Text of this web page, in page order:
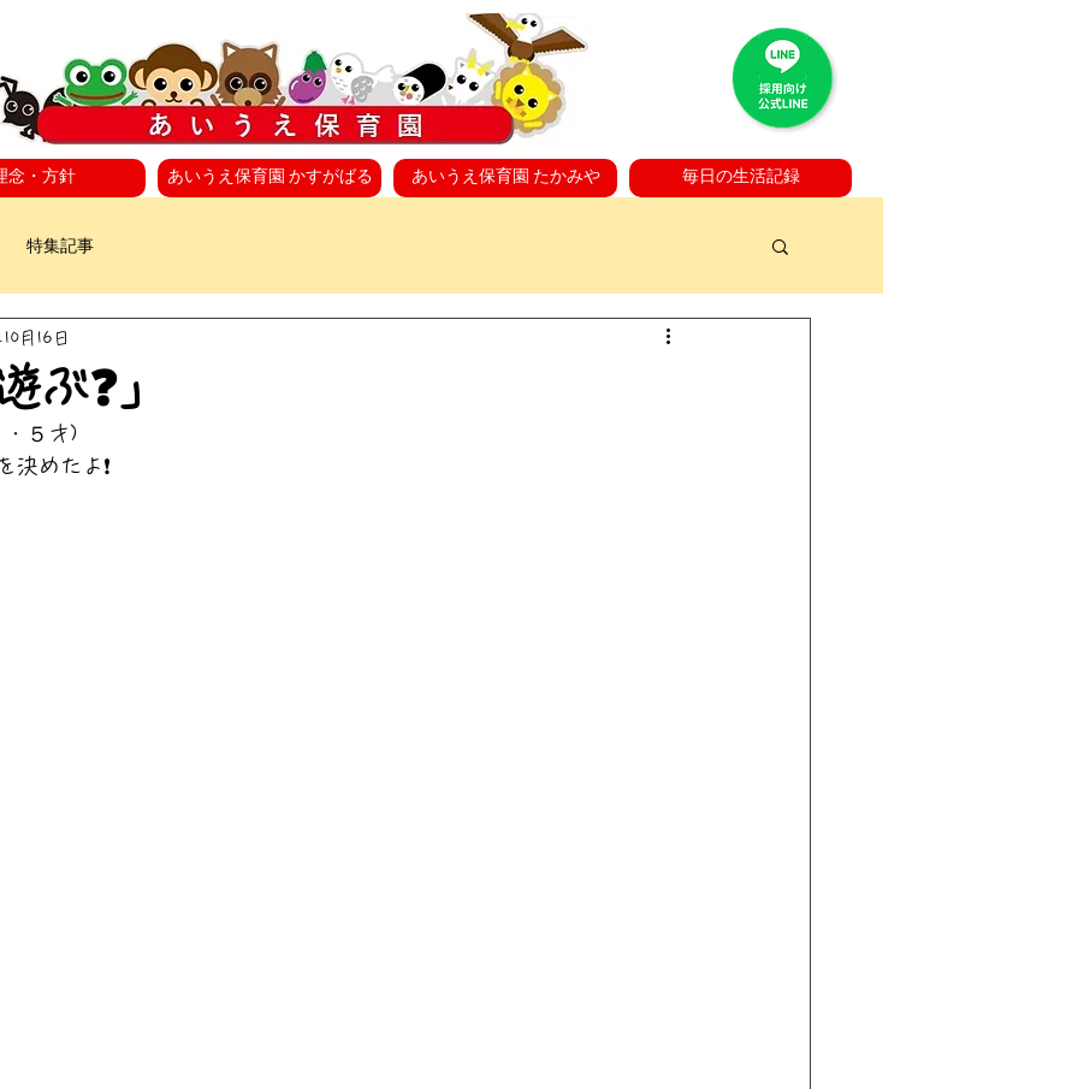
念・方針 あいうえ保育園 かすがばる あいうえ保育園 たかみや 毎日の生活記録
特集記事
ぶ❓️」
月16日
５才)
決めたよ❗